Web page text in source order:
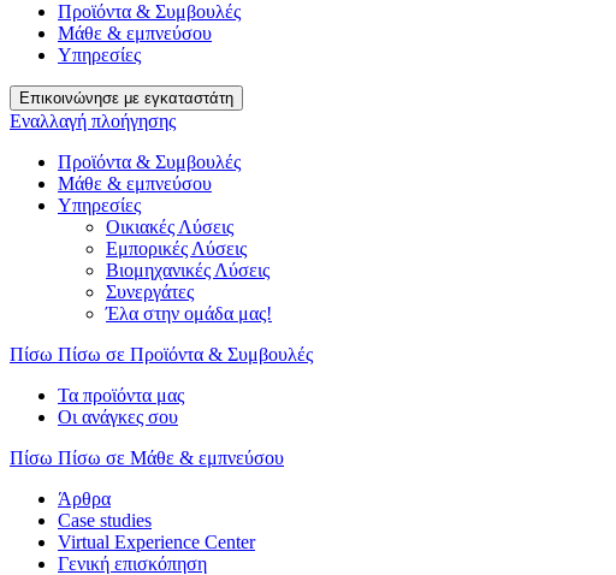
Προϊόντα & Συμβουλές
Μάθε & εμπνεύσου
Υπηρεσίες
Επικοινώνησε με εγκαταστάτη
Εναλλαγή πλοήγησης
Προϊόντα & Συμβουλές
Μάθε & εμπνεύσου
Υπηρεσίες
Οικιακές Λύσεις
Εμπορικές Λύσεις
Βιομηχανικές Λύσεις
Συνεργάτες
Έλα στην ομάδα μας!
Πίσω Πίσω σε Προϊόντα & Συμβουλές
Τα προϊόντα μας
Οι ανάγκες σου
Πίσω Πίσω σε Μάθε & εμπνεύσου
Άρθρα
Case studies
Virtual Experience Center
Γενική επισκόπηση